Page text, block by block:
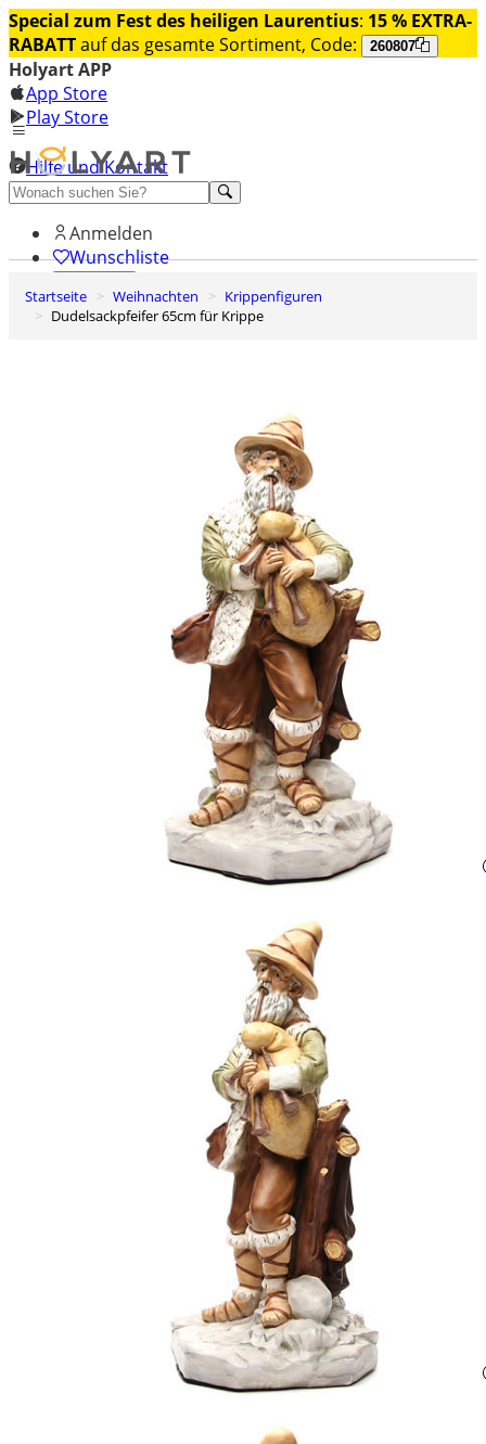
Special zum Fest des heiligen Laurentius: 15 % EXTRA-
RABATTauf das gesamte Sortiment, Code: 260807
Holyart APP
App Store
Play Store
Hilfe und Kontakt
Entdecken Sie Premium
Anmelden
Wunschliste
0
Warenkorb
Startseite Weihnachten
Krippenfiguren
Dudelsackpfeifer 65cm für Krippe